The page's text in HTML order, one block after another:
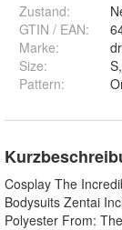
Zustand:
GTIN / EAN:
Marke:
Size:
Pattern:
Cosplay The
Bodysuits Zentai
Polyester From: